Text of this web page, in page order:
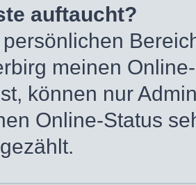
auftaucht?
meinen
können nur
Online-Status